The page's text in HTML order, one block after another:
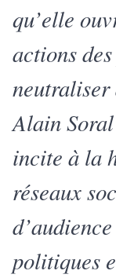
qu’elle
actions
neutraliser
Alain
incite à la
réseaux
politiques